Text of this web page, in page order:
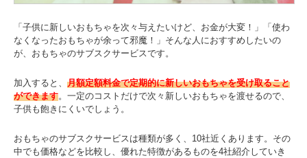
「子供に新しいおもちゃを次々与えたいけど、お金が大変！」「使わ
なくなったおもちゃが余って邪魔！」そんな人におすすめしたいの
が、おもちゃのサブスクサービスです。
加入すると、 月額定額料金で定期的に新しいおもちゃを受け取ること
ができます。一定のコストだけで次々新しいおもちゃを渡せるので、
子供も飽きにくいでしょう。
おもちゃのサブスクサービスは種類が多く、10社近くあります。その
中でも価格などを比較し、優れた特徴があるものを4社紹介していき